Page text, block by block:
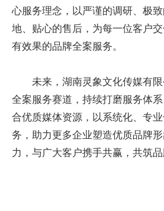
心服务理念，以严谨的调研、极
地、贴心的售后，为每一位客户交
有效果的品牌全案服务。
未来，湖南灵象文化传媒有
全案服务赛道，持续打磨服务体
合优质媒体资源，以系统化、专
务，助力更多企业塑造优质品牌
力，与广大客户携手共赢，共筑品